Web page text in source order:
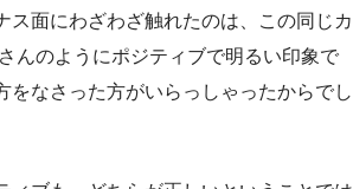
ス面にわざわざ触れたのは、この同じカ
んのようにポジティブで明るい印象で
をなさった方がいらっしゃったからでし